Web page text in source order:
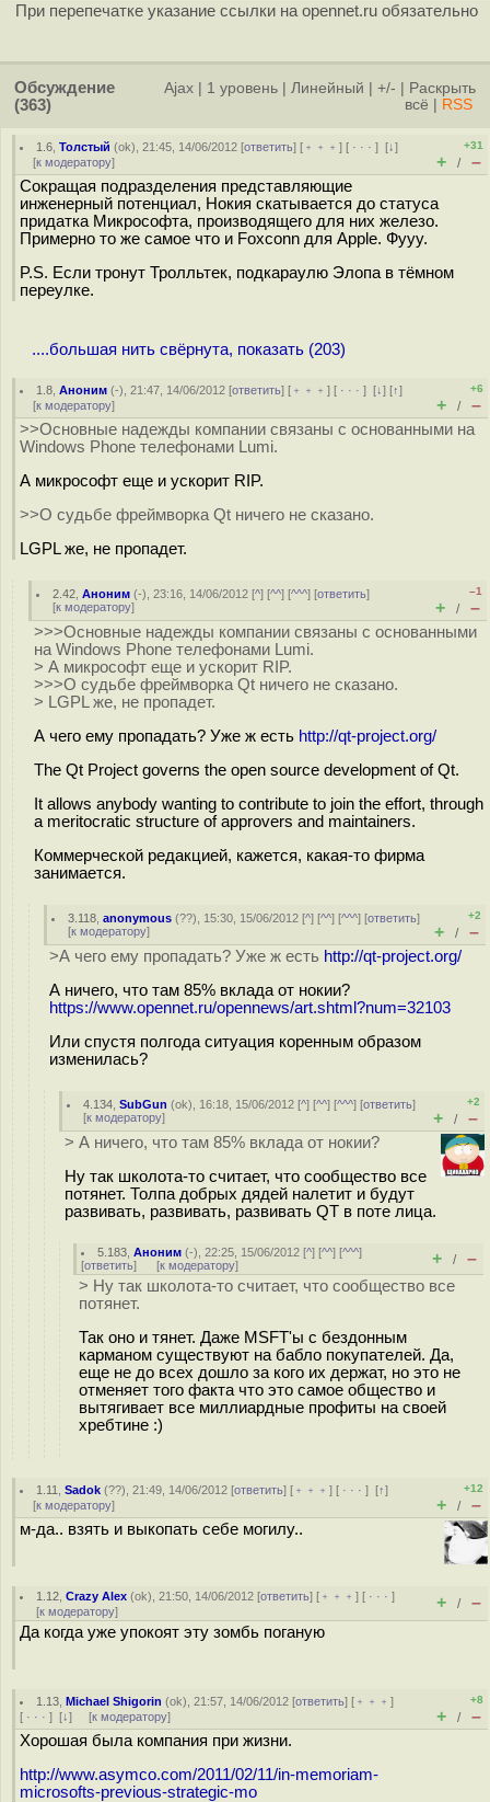
При перепечатке указание ссылки на opennet.ru обязательно
Обсуждение
(363)
Ajax 1 уровень Линейный +/-
Раскрыть
всё
RSS
1.6 ,Толстый (ok), 21:45, 14/06/2012 [ответить] [ ﹢﹢﹢] [ · · ·][↓]
[к модератору]
+31
+ / –
Сокращая подразделения представляющие
инженерный потенциал, Нокия скатывается до статуса
придатка Микрософта, производящего для них железо.
Примерно то же самое что и Foxconn для Apple. Фууу.
P.S. Если тронут Тролльтек, подкараулю Элопа в тёмном
переулке.
....большая нить свёрнута, показать (203)
1.8 ,Аноним (-), 21:47, 14/06/2012 [ответить] [ ﹢﹢﹢] [ · · ·][↓] [↑]
[к модератору]
+6
+ / –
>>Основные надежды компании связаны с основанными на
Windows Phone телефонами Lumi.
А микрософт еще и ускорит RIP.
>>О судьбе фреймворка Qt ничего не сказано.
LGPL же, не пропадет.
2.42 ,Аноним (-), 23:16, 14/06/2012 [^] [^^] [^^^] [ответить]
[к модератору]
–1
+ / –
>>>Основные надежды компании связаны с основанными
на Windows Phone телефонами Lumi.
> А микрософт еще и ускорит RIP.
>>>О судьбе фреймворка Qt ничего не сказано.
> LGPL же, не пропадет.
А чего ему пропадать? Уже ж есть http://qt-project.org/
The Qt Project governs the open source development of Qt.
It allows anybody wanting to contribute to join the effort, through
a meritocratic structure of approvers and maintainers.
Коммерческой редакцией, кажется, какая-то фирма
занимается.
3.118 ,anonymous (??), 15:30, 15/06/2012 [^] [^^] [^^^] [ответить]
[к модератору]
+2
+ / –
>А чего ему пропадать? Уже ж есть http://qt-project.org/
А ничего, что там 85% вклада от нокии?
https://www.opennet.ru/opennews/art.shtml?num=32103
Или спустя полгода ситуация коренным образом
изменилась?
4.134 ,SubGun (ok), 16:18, 15/06/2012 [^] [^^] [^^^] [ответить]
[к модератору]
+2
+ / –
> А ничего, что там 85% вклада от нокии?
Ну так школота-то считает, что сообщество все
потянет. Толпа добрых дядей налетит и будут
развивать, развивать, развивать QT в поте лица.
5.183 ,Аноним (-), 22:25, 15/06/2012 [^] [^^] [^^^]
[ответить] [к модератору] + / –
> Ну так шкoлота-то считает, что сообщество все
потянет.
Так оно и тянет. Даже MSFT'ы с бездонным
карманом существуют на бабло покупателей. Да,
еще не до всех дошло за кого их держат, но это не
отменяет того факта что это самое общество и
вытягивает все миллиардные профиты на своей
хребтине :)
1.11 ,Sadok (??), 21:49, 14/06/2012 [ответить] [ ﹢﹢﹢] [ · · ·][↑]
[к модератору]
+12
+ / –
м-да.. взять и выкопать себе могилу..
1.12 ,Crazy Alex (ok), 21:50, 14/06/2012 [ответить] [ ﹢﹢﹢] [ · · ·]
[к модератору] + / –
Да когда уже упокоят эту зомбь поганую
1.13 ,Michael Shigorin (ok), 21:57, 14/06/2012 [ответить] [ ﹢﹢﹢]
[ · · · ] [↓] [к модератору]
+8
+ / –
Хорошая была компания при жизни.
http://www.asymco.com/2011/02/11/in-memoriam-
microsofts-previous-strategic-mo